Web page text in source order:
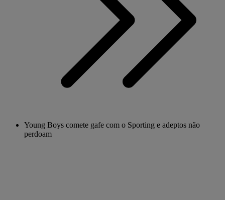
Young Boys comete gafe com o Sporting e adeptos não
perdoam